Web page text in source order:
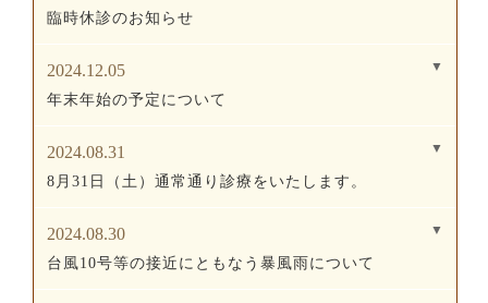
臨時休診のお知らせ
2024.12.05
年末年始の予定について
2024.08.31
8月31日（土）通常通り診療をいたします。
2024.08.30
台風10号等の接近にともなう暴風雨について